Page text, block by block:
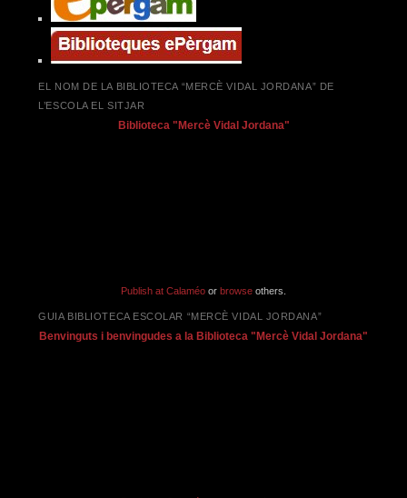
EL NOM DE LA BIBLIOTECA “MERCÈ VIDAL JORDANA” DE
L’ESCOLA EL SITJAR
Biblioteca "Mercè Vidal Jordana"
Publish at Calaméo or browse others.
GUIA BIBLIOTECA ESCOLAR “MERCÈ VIDAL JORDANA”
Benvinguts i benvingudes a la Biblioteca "Mercè Vidal Jordana"